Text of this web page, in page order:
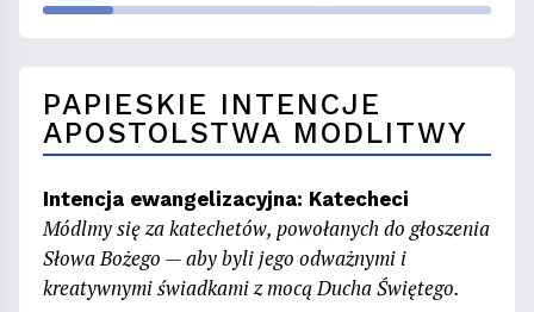
PAPIESKIE INTENCJE
APOSTOLSTWA MODLITWY
Intencja ewangelizacyjna: Katecheci
Módlmy się za katechetów, powołanych do głoszenia
Słowa Bożego — aby byli jego odważnymi i
kreatywnymi świadkami z mocą Ducha Świętego.